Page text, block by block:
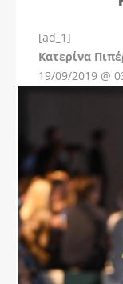
[ad_1]
Kατερίνα
19/09/2019 @